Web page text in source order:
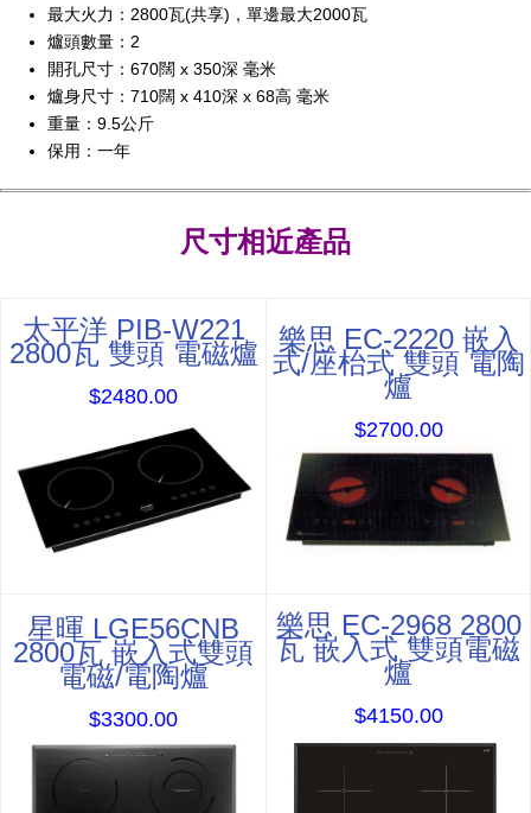
最大火力：2800瓦(共享)，單邊最大2000瓦
爐頭數量：2
開孔尺寸：670闊 x 350深 毫米
爐身尺寸：710闊 x 410深 x 68高 毫米
重量：9.5公斤
保用：一年
尺寸相近產品
太平洋 PIB-W221
2800瓦 雙頭 電磁爐
$2480.00
樂思 EC-2220 嵌入
式/座枱式 雙頭 電陶
爐
$2700.00
星暉 LGE56CNB
2800瓦 嵌入式雙頭
電磁/電陶爐
$3300.00
樂思 EC-2968 2800
瓦 嵌入式 雙頭電磁
爐
$4150.00